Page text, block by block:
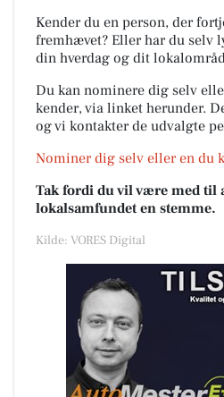
Kender du en person, der
fremhævet? Eller har du selv
din hverdag og dit
Du kan nominere dig selv
kender, via linket herunder.
og vi kontakter de udvalgte
Nominer dig selv eller en du
Tak fordi du vil være med til
lokalsamfundet en stemme.
Kilde: VORES Digital